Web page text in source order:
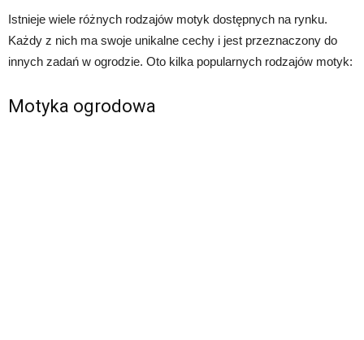
Istnieje wiele różnych rodzajów motyk dostępnych na rynku.
Każdy z nich ma swoje unikalne cechy i jest przeznaczony do
innych zadań w ogrodzie. Oto kilka popularnych rodzajów motyk:
Motyka ogrodowa